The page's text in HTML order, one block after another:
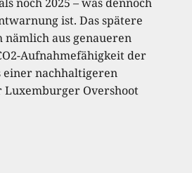
noch 2025 – was dennoch
ist. Das spätere
nämlich aus genaueren
Aufnahmefähigkeit der
einer nachhaltigeren
Luxemburger Overshoot